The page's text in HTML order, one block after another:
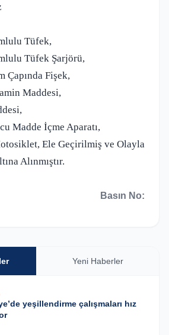
Tüfek,
Tüfek Şarjörü,
Çapında Fişek,
Maddesi,
Madde İçme Aparatı,
Ele Geçirilmiş ve Olayla
Alınmıştır.
Basın No:
Yeni Haberler
yeşillendirme çalışmaları hız